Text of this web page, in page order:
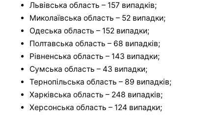
Львівська область – 157 випадків;
Миколаївська область – 52 випадки;
Одеська область – 152 випадки;
Полтавська область – 68 випадків;
Рівненська область – 143 випадки;
Сумська область – 43 випадки;
Тернопільська область – 89 випадків;
Харківська область – 248 випадків;
Херсонська область – 124 випадки;